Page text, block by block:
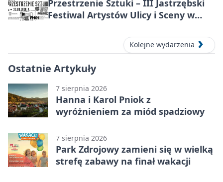
Przestrzenie Sztuki – III Jastrzębski
Festiwal Artystów Ulicy i Sceny w
Kolejne wydarzenia
Ostatnie Artykuły
7 sierpnia 2026
Hanna i Karol Pniok z
wyróżnieniem za miód spadziowy
7 sierpnia 2026
Park Zdrojowy zamieni się w wielką
strefę zabawy na finał wakacji